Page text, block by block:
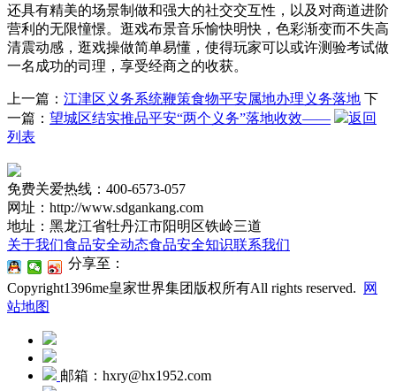
还具有精美的场景制做和强大的社交交互性，以及对商道进阶
营利的无限憧憬。逛戏布景音乐愉快明快，色彩渐变而不失高
清震动感，逛戏操做简单易懂，使得玩家可以或许测验考试做
一名成功的司理，享受经商之的收获。
上一篇： 江津区义务系统鞭策食物平安属地办理义务落地 下
一篇： 望城区结实推品平安“两个义务”落地收效——
返回
列表
免费关爱热线：400-6573-057
网址：http://www.sdgankang.com
地址：黑龙江省牡丹江市阳明区铁岭三道
关于我们食品安全动态食品安全知识联系我们
分享至：
Copyright1396me皇家世界集团版权所有All rights reserved.
网
站地图
邮箱：hxry@hx1952.com